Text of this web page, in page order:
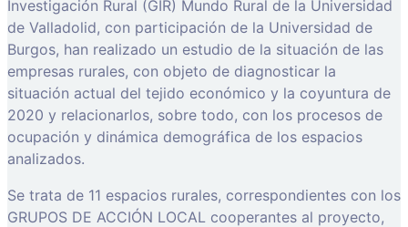
Investigación Rural (GIR) Mundo Rural de la Universidad
de Valladolid, con participación de la Universidad de
Burgos, han realizado un estudio de la situación de las
empresas rurales, con objeto de diagnosticar la
situación actual del tejido económico y la coyuntura de
2020 y relacionarlos, sobre todo, con los procesos de
ocupación y dinámica demográfica de los espacios
analizados.
Se trata de 11 espacios rurales, correspondientes con los
GRUPOS DE ACCIÓN LOCAL cooperantes al proyecto,